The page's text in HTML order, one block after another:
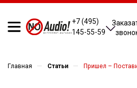
+7 (495)
145-55-59
Главная — Статьи — Пришел –